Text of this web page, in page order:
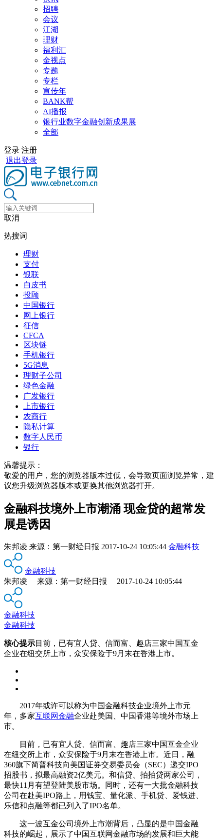
招聘
会议
江湖
理财
福利汇
金视点
专题
专栏
宣传年
BANK帮
AI播报
银行业数字金融创新成果展
全部
登录 注册
退出登录
取消
热搜词
理财
支付
银联
白皮书
投顾
中国银行
网上银行
征信
CFCA
区块链
手机银行
5G消息
理财子公司
绿色金融
广发银行
上市银行
农商行
隐私计算
数字人民币
银行
温馨提示：
敬爱的用户，您的浏览器版本过低，会导致页面浏览异常，建
议您升级浏览器版本或更换其他浏览器打开。
金融科技境外上市潮涌 现金贷的超常发
展是诱因
朱邦凌 来源： 第一财经日报 2017-10-24 10:05:44 金融科技
金融科技
朱邦凌 来源：第一财经日报 2017-10-24 10:05:44
金融科技
金融科技
核心提示目前，已有宜人贷、信而富、趣店三家中国互金
企业在纽交所上市，众安保险于9月末在香港上市。
2017年或许可以称为中国金融科技企业境外上市元
年，多家互联网金融企业赴美国、中国香港等境外市场上
市。
目前，已有宜人贷、信而富、趣店三家中国互金企业
在纽交所上市，众安保险于9月末在香港上市。近日，融
360旗下简普科技向美国证券交易委员会（SEC）递交IPO
招股书，拟最高融资2亿美元。和信贷、拍拍贷两家公司，
最快11月有望登陆美股市场。同时，还有一大批金融科技
公司在赴美IPO路上，用钱宝、量化派、手机贷、爱钱进、
乐信和点融等都已列入了IPO名单。
这一波互金公司境外上市潮背后，凸显的是中国金融
科技的崛起，展示了中国互联网金融市场的发展和巨大能